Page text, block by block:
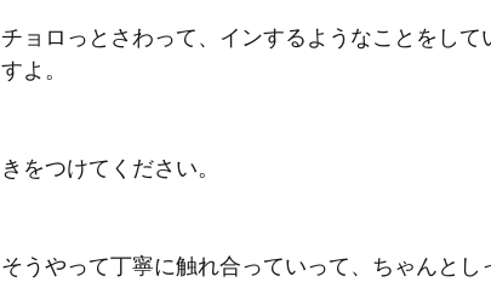
チョロっとさわって、インするようなことをし
すよ。
きをつけてください。
そうやって丁寧に触れ合っていって、ちゃんと